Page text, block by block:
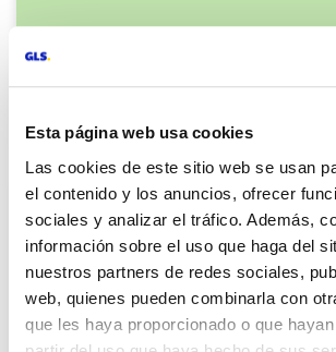
Esta página web usa cookies
Las cookies de este sitio web se usan
el contenido y los anuncios, ofrecer
sociales y analizar el tráfico. Además,
información sobre el uso que haga del
nuestros partners de redes sociales,
web, quienes pueden combinarla con
que les haya proporcionado o que
Find the answers to
Parcel Shops
Find answers to frequently